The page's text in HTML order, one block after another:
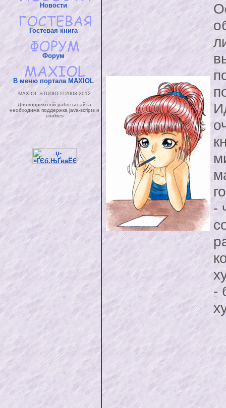
Новости
Гостевая книга
Форум
В меню портала MAXIOL
MAXIOL STUDIO © 2003-2012
Для корректной работы сайта
необходима поддержка java-scripts и
cookies
-
-